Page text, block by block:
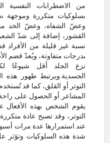
من الاضطرابات
بسلوكيات متكررة وموجهة
وعضّ الشفاه، وعضّ الخد
القشور، إضافة إلى شدّ
نسبة غير قليلة من الأفراد
بدرجات متفاوتة، ويُعدّ قضم
نزع الجلد أقل شيوعًا
الجسدية.ويرتبط ظهور هذه
التوتر أو القلق، كما قد
المشاعر أو الحصول على
يقوم الشخص بهذه الأفعال
التوتر، وقد تصبح عادة
عند استمرارها عدة مرات
شدة هذه السلوكيات وتؤثر